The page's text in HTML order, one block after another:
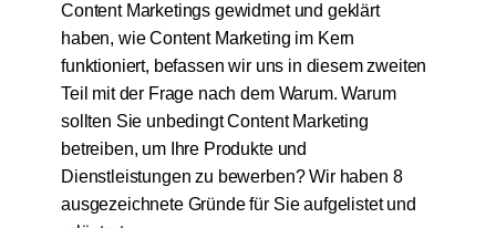
Content Marketings gewidmet und geklärt
haben, wie Content Marketing im Kern
funktioniert, befassen wir uns in diesem zweiten
Teil mit der Frage nach dem Warum. Warum
sollten Sie unbedingt Content Marketing
betreiben, um Ihre Produkte und
Dienstleistungen zu bewerben? Wir haben 8
ausgezeichnete Gründe für Sie aufgelistet und